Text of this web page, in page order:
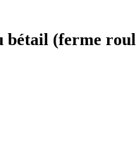
bétail (ferme